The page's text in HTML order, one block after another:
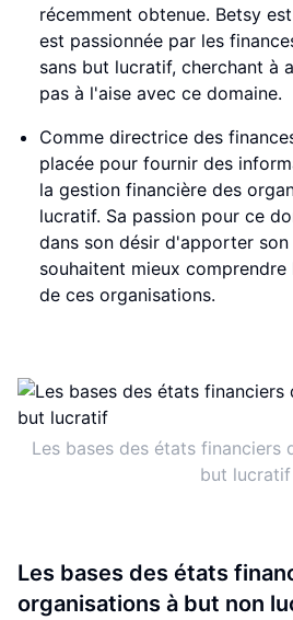
récemment obtenue. Betsy
est passionnée par les
sans but lucratif, cherchant à
pas à l'aise avec ce domaine.
Comme directrice des
placée pour fournir des
la gestion financière des
lucratif. Sa passion pour ce
dans son désir d'apporter
souhaitent mieux
de ces organisations.
Les bases des états financiers
but lucratif
Les bases des états
organisations à but non